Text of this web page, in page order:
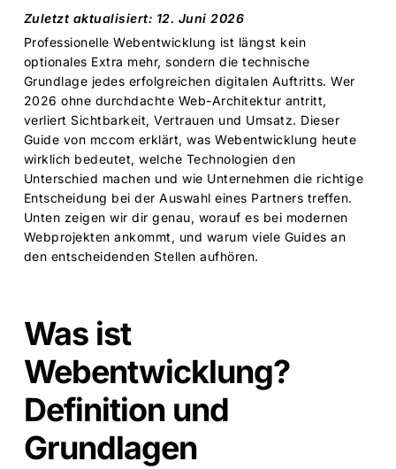
Zuletzt aktualisiert: 12. Juni 2026
Professionelle Webentwicklung ist längst kein
optionales Extra mehr, sondern die technische
Grundlage jedes erfolgreichen digitalen Auftritts. Wer
2026 ohne durchdachte Web-Architektur antritt,
verliert Sichtbarkeit, Vertrauen und Umsatz. Dieser
Guide von mccom erklärt, was Webentwicklung heute
wirklich bedeutet, welche Technologien den
Unterschied machen und wie Unternehmen die richtige
Entscheidung bei der Auswahl eines Partners treffen.
Unten zeigen wir dir genau, worauf es bei modernen
Webprojekten ankommt, und warum viele Guides an
den entscheidenden Stellen aufhören.
Was ist
Webentwicklung?
Definition und
Grundlagen